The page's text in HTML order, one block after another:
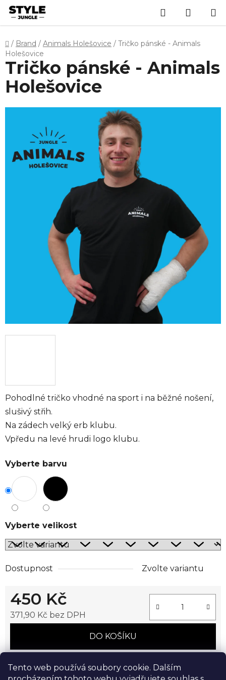
Tento web používá soubory cookie. Dalším
Přejít
na
obsah
Hledat
KOŠÍK
Domů
/ Brand / Animals Holešovice / Tričko pánské - Animals
Holešovice
Pohodlné tričko vhodné na sport i na běžné nošení,
slušivý střih.
Na zádech velký erb klubu.
Vpředu na levé hrudi logo klubu.
Vyberte barvu
Vyberte velikost
Dostupnost Zvolte variantu
450 Kč
371,90 Kč bez DPH
DO KOŠÍKU
Tričko pánské - Animals
Holešovice